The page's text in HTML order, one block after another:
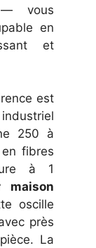
vous
en
et
est
250 à
fibres
à 1
maison
oscille
près
La